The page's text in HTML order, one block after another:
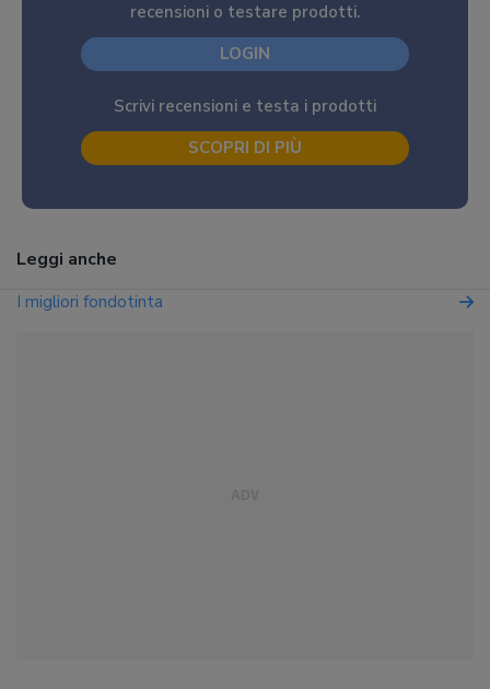
recensioni o testare prodotti.
LOGIN
Scrivi recensioni e testa i prodotti
SCOPRI DI PIÙ
Leggi anche
I migliori fondotinta